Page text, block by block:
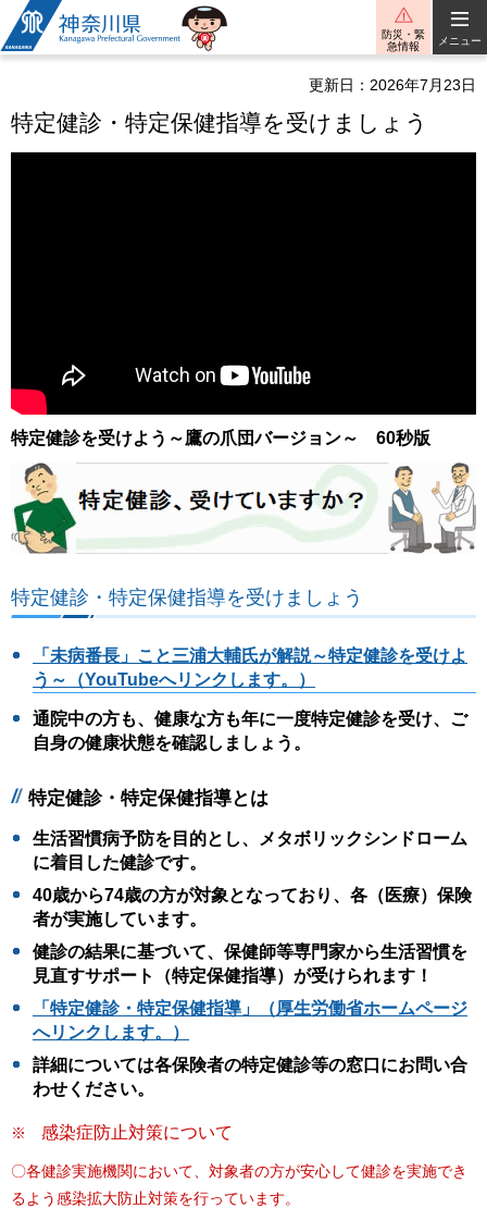
神奈川県
防災・緊
急情報
メニュー
更新日：2026年7月23日
特定健診・特定保健指導を受けましょう
特定健診を受けよう～鷹の爪団バージョン～ 60秒版
特定健診・特定保健指導を受けましょう
「未病番長」こと三浦大輔氏が解説～特定健診を受けよ
う～（YouTubeへリンクします。）
通院中の方も、健康な方も年に一度特定健診を受け、ご
自身の健康状態を確認しましょう。
特定健診・特定保健指導とは
生活習慣病予防を目的とし、メタボリックシンドローム
に着目した健診です。
40歳から74歳の方が対象となっており、各（医療）保険
者が実施しています。
健診の結果に基づいて、保健師等専門家から生活習慣を
見直すサポート（特定保健指導）が受けられます！
「特定健診・特定保健指導」（厚生労働省ホームページ
へリンクします。）
詳細については各保険者の特定健診等の窓口にお問い合
わせください。
※ 感染症防止対策について
〇各健診実施機関において、対象者の方が安心して健診を実施でき
るよう感染拡大防止対策を行っています。